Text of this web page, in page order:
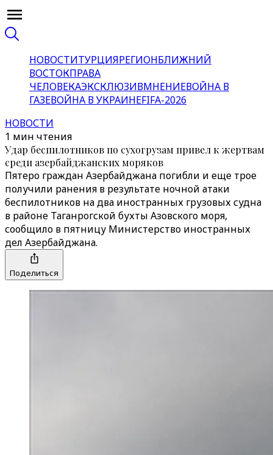
НОВОСТИТУРЦИЯРЕГИОНБЛИЖНИЙ
ВОСТОКПРАВА
ЧЕЛОВЕКАЭКСКЛЮЗИВМНЕНИЕВОЙНА В
ГАЗЕВОЙНА В УКРАИНЕFIFA-2026
НОВОСТИ
1 мин чтения
Удар беспилотников по сухогрузам привел к жертвам
среди азербайджанских моряков
Пятеро граждан Азербайджана погибли и еще трое
получили ранения в результате ночной атаки
беспилотников на два иностранных грузовых судна
в районе Таганрогской бухты Азовского моря,
сообщило в пятницу Министерство иностранных
дел Азербайджана.
Поделиться